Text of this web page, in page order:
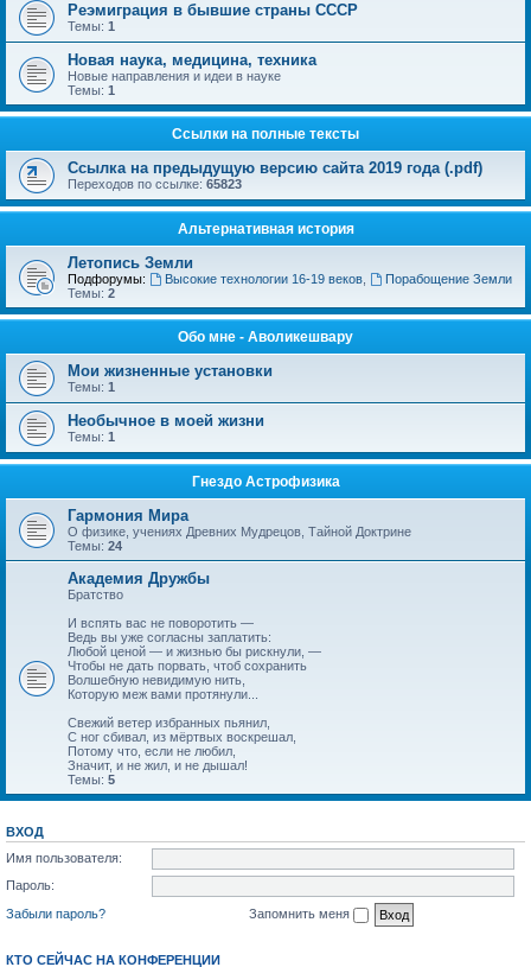
Реэмиграция в бывшие страны СССР
Темы: 1
Новая наука, медицина, техника
Новые направления и идеи в науке
Темы: 1
Ссылки на полные тексты
Ссылка на предыдущую версию сайта 2019 года (.pdf)
Переходов по ссылке: 65823
Альтернативная история
Летопись Земли
Подфорумы: Высокие технологии 16-19 веков,
Порабощение Земли
Темы: 2
Обо мне - Аволикешвару
Мои жизненные установки
Темы: 1
Необычное в моей жизни
Темы: 1
Гнездо Астрофизика
Гармония Мира
О физике, учениях Древних Мудрецов, Тайной Доктрине
Темы: 24
Академия Дружбы
Братство
И вспять вас не поворотить —
Ведь вы уже согласны заплатить:
Любой ценой — и жизнью бы рискнули, —
Чтобы не дать порвать, чтоб сохранить
Волшебную невидимую нить,
Которую меж вами протянули...
Свежий ветер избранных пьянил,
С ног сбивал, из мёртвых воскрешал,
Потому что, если не любил,
Значит, и не жил, и не дышал!
Темы: 5
ВХОД
Имя пользователя:
Пароль:
Забыли пароль?
Запомнить меня
КТО СЕЙЧАС НА КОНФЕРЕНЦИИ